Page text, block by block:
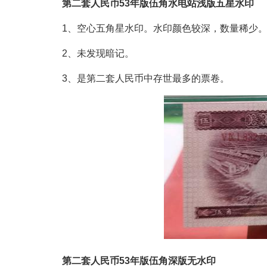
第二套人民币53年版伍角水电站浅版五星水印
1、空心五角星水印。水印颜色较深，数量稀少。
2、未发现暗记。
3、是第二套人民币中存世最多的票卷。
第二套人民币53年版伍角深版无水印